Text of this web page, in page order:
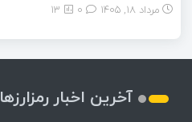
مرداد ۱۸, ۱۴۰۵ 13
آخرین اخبار رمزارزها